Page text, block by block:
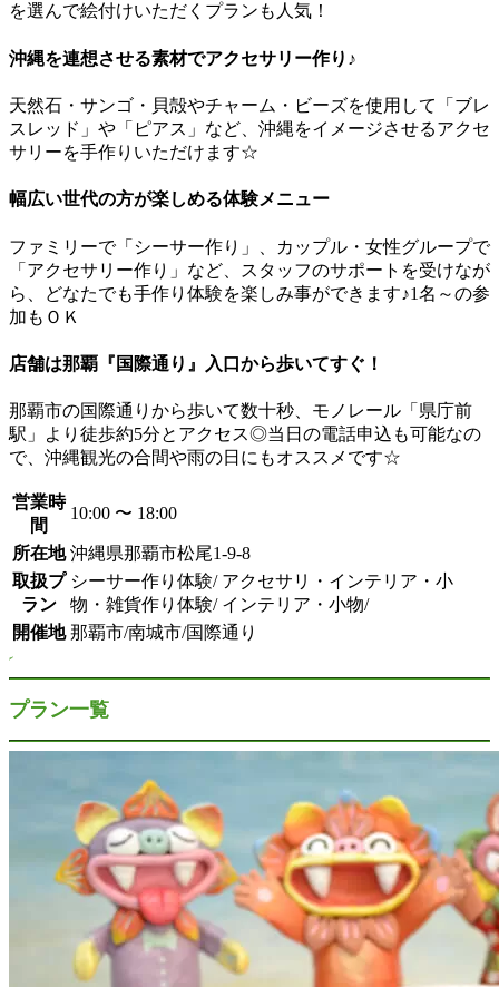
を選んで絵付けいただくプランも人気！
沖縄を連想させる素材でアクセサリー作り♪
天然石・サンゴ・貝殻やチャーム・ビーズを使用して「ブレ
スレッド」や「ピアス」など、沖縄をイメージさせるアクセ
サリーを手作りいただけます☆
幅広い世代の方が楽しめる体験メニュー
ファミリーで「シーサー作り」、カップル・女性グループで
「アクセサリー作り」など、スタッフのサポートを受けなが
ら、どなたでも手作り体験を楽しみ事ができます♪1名～の参
加もＯＫ
店舗は那覇『国際通り』入口から歩いてすぐ！
那覇市の国際通りから歩いて数十秒、モノレール「県庁前
駅」より徒歩約5分とアクセス◎当日の電話申込も可能なの
で、沖縄観光の合間や雨の日にもオススメです☆
営業時
間
10:00 〜 18:00
所在地 沖縄県那覇市松尾1-9-8
取扱プ
ラン
シーサー作り体験/ アクセサリ・インテリア・小
物・雑貨作り体験/ インテリア・小物/
開催地 那覇市/南城市/国際通り
プラン一覧